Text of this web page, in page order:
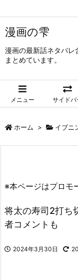
漫画の雫
漫画の最新話ネタバレ
まとめています。
メニュー サイドバ
ホーム > イブニ
※本ページはプロモ
将太の寿司2打ち
者コメントも
2024年3月30日